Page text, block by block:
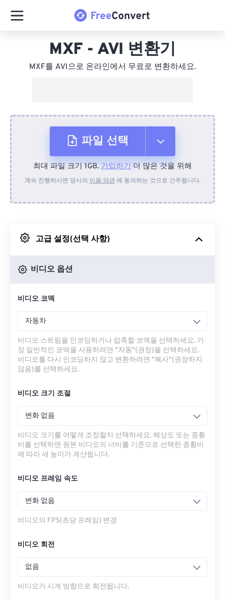
MXF - AVI 변환기
MXF를 AVI으로 온라인에서 무료로 변환하세요.
파일 선택
장치에서
Google 드라이브에서
최대 파일 크기 1GB. 가입하기 더 많은 것을 위해
계속 진행하시면 당사의 이용 약관에 동의하는 것으로 간주됩니다.
고급 설정(선택 사항)
비디오 옵션
비디오 코덱
자동차
비디오 스트림을 인코딩하거나 압축할 코덱을 선택하세요. 가
장 일반적인 코덱을 사용하려면 "자동"(권장)을 선택하세요.
비디오를 다시 인코딩하지 않고 변환하려면 "복사"(권장하지
않음)를 선택하세요.
비디오 크기 조절
변화 없음
비디오 크기를 어떻게 조정할지 선택하세요. 해상도 또는 종횡
비를 선택하면 원본 비디오의 너비를 기준으로 선택한 종횡비
에 따라 새 높이가 계산됩니다.
비디오 프레임 속도
변화 없음
비디오의 FPS(초당 프레임) 변경
비디오 회전
없음
비디오가 시계 방향으로 회전됩니다.